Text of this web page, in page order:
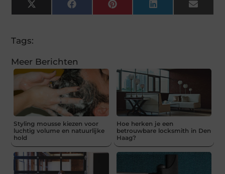
X
(Twitter)
FacebookPinterestLinkedInEmail
Tags:
Meer Berichten
Styling mousse kiezen voor
luchtig volume en natuurlijke
hold
Hoe herken je een
betrouwbare locksmith in Den
Haag?